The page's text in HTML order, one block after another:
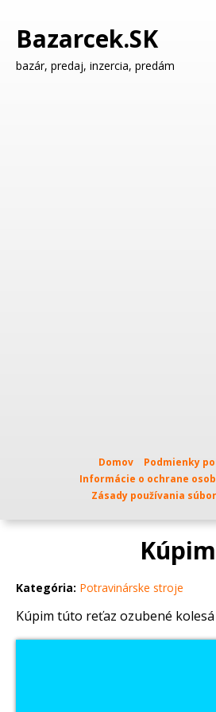
Bazarcek.SK
bazár, predaj, inzercia, predám
Domov
Podmienky
Informácie o ochrane
Zásady používania
Kúpim
Kategória: Potravinárske stroje
Kúpim túto reťaz ozubené